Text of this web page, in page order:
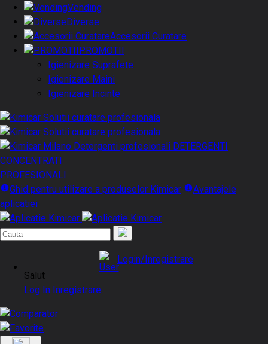
Vending
Diverse
Accesorii Curatare
PROMOTII
Igienizare Suprafete
Igienizare Maini
Igienizare Incinte
DETERGENTI
CONCENTRATI
PROFESIONALI
Ghid pentru utilizare a produselor Kimicar
Avantajele
aplicatiei
Login/Inregistrare
Salut
Log In Inregistrare